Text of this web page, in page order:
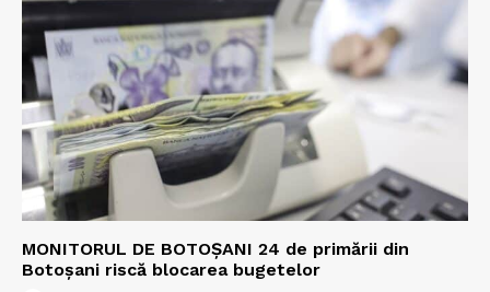
MONITORUL DE BOTOȘANI 24 de primării din
Botoșani riscă blocarea bugetelor